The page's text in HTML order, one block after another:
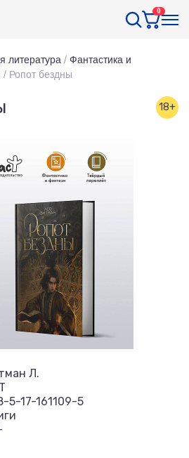
0
литература / Фантастика и
/ Ропот бездны
18+
Л.
5-17-161109-5